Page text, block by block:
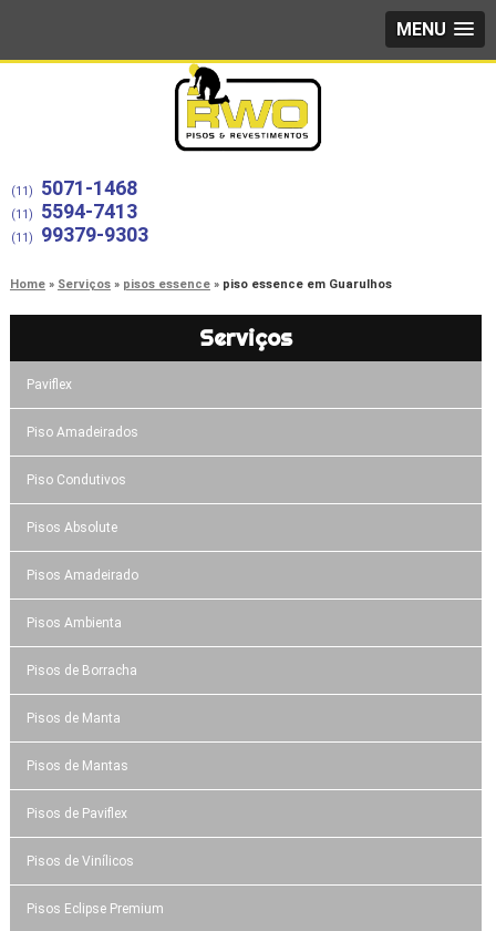
MENU
(11) 5071-1468
(11) 5594-7413
(11) 99379-9303
Home Serviços pisos essence piso essence em Guarulhos
Serviços
Paviflex
Piso Amadeirados
Piso Condutivos
Pisos Absolute
Pisos Amadeirado
Pisos Ambienta
Pisos de Borracha
Pisos de Manta
Pisos de Mantas
Pisos de Paviflex
Pisos de Vinílicos
Pisos Eclipse Premium